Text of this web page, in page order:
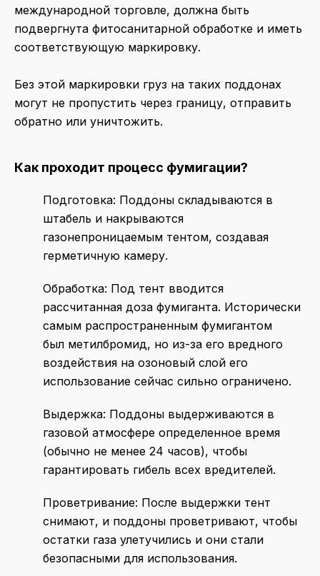
международной торговле, должна быть
подвергнута фитосанитарной обработке и иметь
соответствующую маркировку.
Без этой маркировки груз на таких поддонах
могут не пропустить через границу, отправить
обратно или уничтожить.
Как проходит процесс фумигации?
Подготовка: Поддоны складываются в
штабель и накрываются
газонепроницаемым тентом, создавая
герметичную камеру.
Обработка: Под тент вводится
рассчитанная доза фумиганта. Исторически
самым распространенным фумигантом
был метилбромид, но из-за его вредного
воздействия на озоновый слой его
использование сейчас сильно ограничено.
Выдержка: Поддоны выдерживаются в
газовой атмосфере определенное время
(обычно не менее 24 часов), чтобы
гарантировать гибель всех вредителей.
Проветривание: После выдержки тент
снимают, и поддоны проветривают, чтобы
остатки газа улетучились и они стали
безопасными для использования.